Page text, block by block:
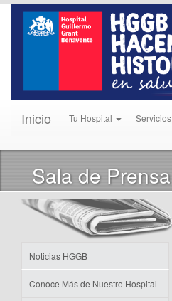
Inicio Tu Hospital Servicios
Sala de Prensa
Noticias HGGB
Conoce Más de Nuestro Hospital